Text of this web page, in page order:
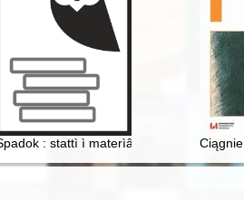
więzienia na przykładzie KL
: stattì ì materìâli do ìstorìï